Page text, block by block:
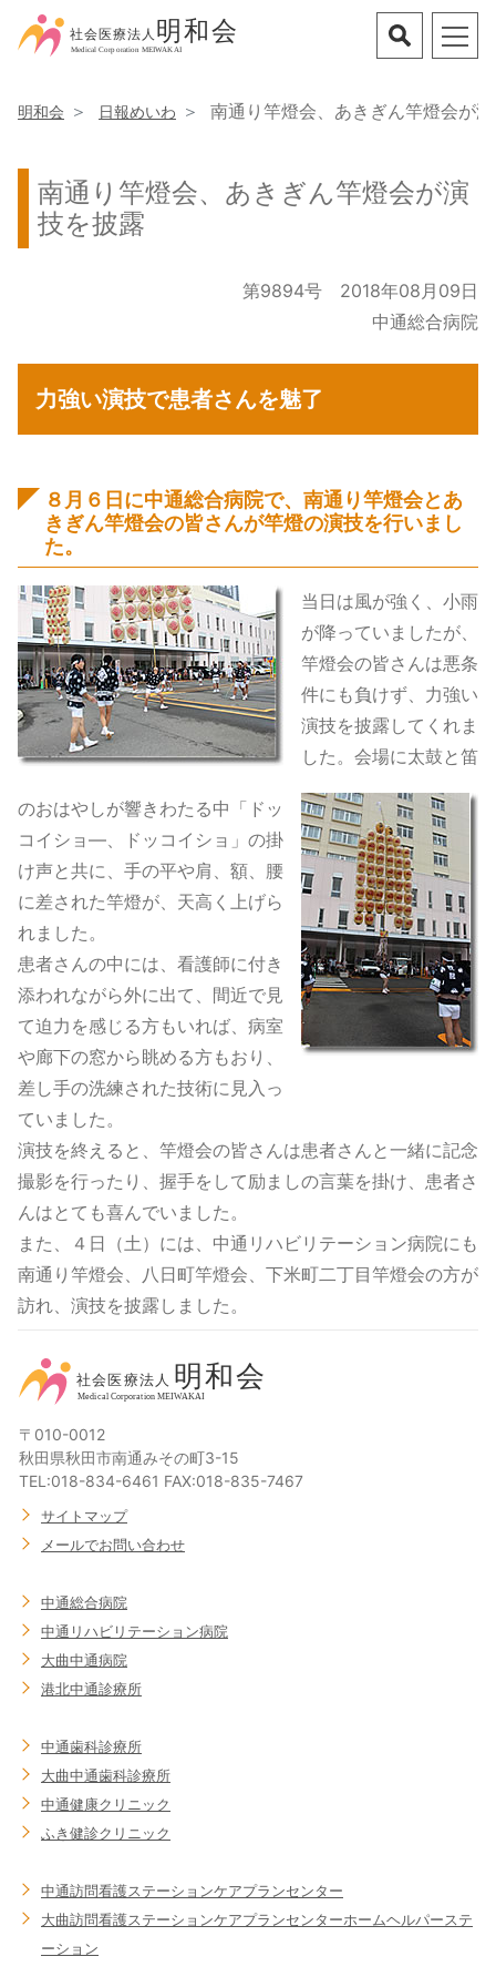
明和会 日報めいわ 南通り竿燈会、あきぎん竿燈会が
南通り竿燈会、あきぎん竿燈会が演
技を披露
第9894号 2018年08月09日
中通総合病院
力強い演技で患者さんを魅了
８月６日に中通総合病院で、南通り竿燈会とあ
きぎん竿燈会の皆さんが竿燈の演技を行いまし
た。
当日は風が強く、小雨
が降っていましたが、
竿燈会の皆さんは悪条
件にも負けず、力強い
演技を披露してくれま
した。会場に太鼓と笛
のおはやしが響きわたる中「ドッ
コイショ―、ドッコイショ」の掛
け声と共に、手の平や肩、額、腰
に差された竿燈が、天高く上げら
れました。
患者さんの中には、看護師に付き
添われながら外に出て、間近で見
て迫力を感じる方もいれば、病室
や廊下の窓から眺める方もおり、
差し手の洗練された技術に見入っ
ていました。
演技を終えると、竿燈会の皆さんは患者さんと一緒に記念
撮影を行ったり、握手をして励ましの言葉を掛け、患者さ
んはとても喜んでいました。
また、４日（土）には、中通リハビリテーション病院にも
南通り竿燈会、八日町竿燈会、下米町二丁目竿燈会の方が
訪れ、演技を披露しました。
〒010-0012
秋田県秋田市南通みその町3-15
TEL:018-834-6461 FAX:018-835-7467
サイトマップ
メールでお問い合わせ
中通総合病院
中通リハビリテーション病院
大曲中通病院
港北中通診療所
中通歯科診療所
大曲中通歯科診療所
中通健康クリニック
ふき健診クリニック
中通訪問看護ステーションケアプランセンター
大曲訪問看護ステーションケアプランセンターホームヘルパーステ
ーション